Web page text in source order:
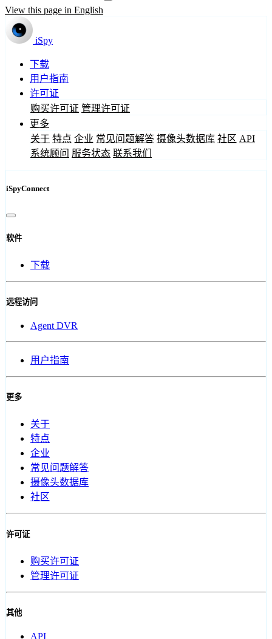
View this page in English
iSpy
下载
用户指南
许可证
购买许可证 管理许可证
更多
关于 特点 企业 常见问题解答 摄像头数据库 社区 API
系统顾问 服务状态 联系我们
iSpyConnect
软件
下载
远程访问
Agent DVR
用户指南
更多
关于
特点
企业
常见问题解答
摄像头数据库
社区
许可证
购买许可证
管理许可证
其他
API